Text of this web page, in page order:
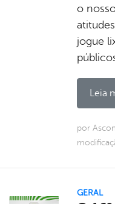
o
jogue
Leia
por
GERAL